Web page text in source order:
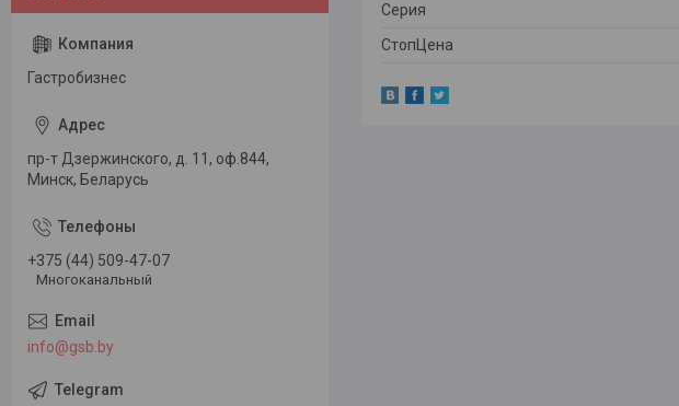
Серия
СтопЦена
Гастробизнес
пр-т Дзержинского, д. 11, оф.844,
Минск, Беларусь
+375 (44) 509-47-07
Многоканальный
info@gsb.by